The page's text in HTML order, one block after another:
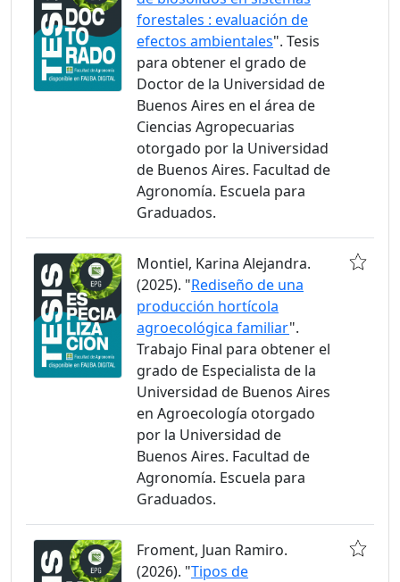
forestales : evaluación de
efectos ambientales". Tesis
para obtener el grado de
Doctor de la Universidad de
Buenos Aires en el área de
Ciencias Agropecuarias
otorgado por la Universidad
de Buenos Aires. Facultad de
Agronomía. Escuela para
Graduados.
Montiel, Karina Alejandra.
(2025). "Rediseño de una
producción hortícola
agroecológica familiar".
Trabajo Final para obtener el
grado de Especialista de la
Universidad de Buenos Aires
en Agroecología otorgado
por la Universidad de
Buenos Aires. Facultad de
Agronomía. Escuela para
Graduados.
Froment, Juan Ramiro.
(2026). "Tipos de